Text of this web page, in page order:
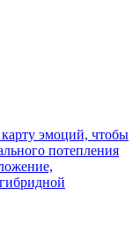
эмоций, чтобы
потепления